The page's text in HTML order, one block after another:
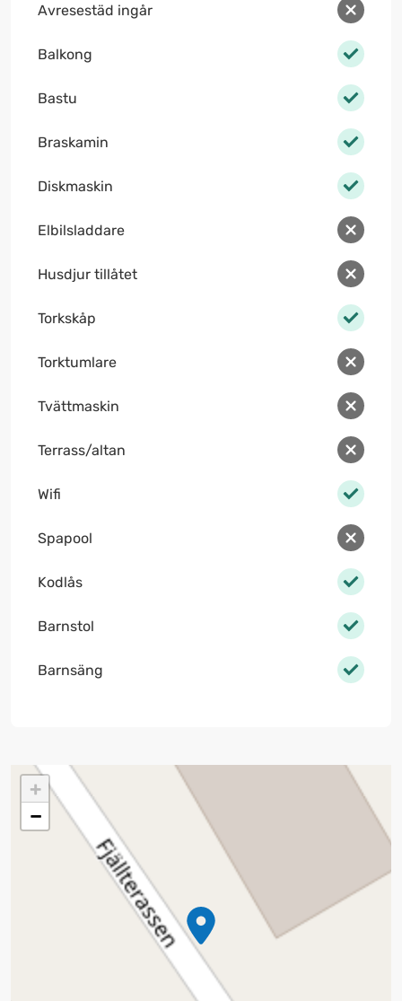
Avresestäd ingår
Balkong
Bastu
Braskamin
Diskmaskin
Elbilsladdare
Husdjur tillåtet
Torkskåp
Torktumlare
Tvättmaskin
Terrass/altan
Wifi
Spapool
Kodlås
Barnstol
Barnsäng
+
−